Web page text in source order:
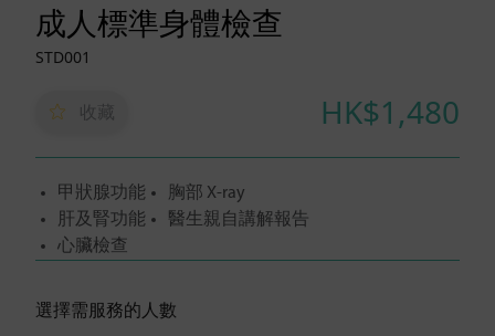
成人標準身體檢查
STD001
收藏 HK$1,480
甲狀腺功能
肝及腎功能
心臟檢查
胸部 X-ray
醫生親自講解報告
選擇需服務的人數